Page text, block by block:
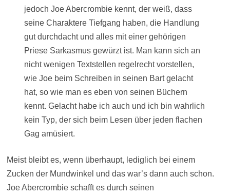
jedoch Joe Abercrombie kennt, der weiß, dass
seine Charaktere Tiefgang haben, die Handlung
gut durchdacht und alles mit einer gehörigen
Priese Sarkasmus gewürzt ist. Man kann sich an
nicht wenigen Textstellen regelrecht vorstellen,
wie Joe beim Schreiben in seinen Bart gelacht
hat, so wie man es eben von seinen Büchern
kennt. Gelacht habe ich auch und ich bin wahrlich
kein Typ, der sich beim Lesen über jeden flachen
Gag amüsiert.
Meist bleibt es, wenn überhaupt, lediglich bei einem
Zucken der Mundwinkel und das war’s dann auch schon.
Joe Abercrombie schafft es durch seinen